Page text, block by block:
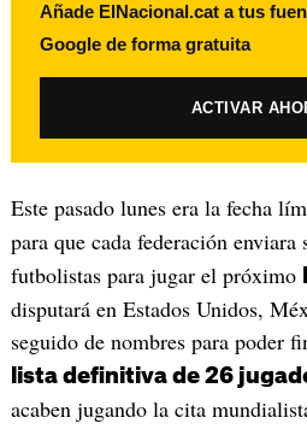
Añade ElNacional.cat a tus
Google de forma gratuita
ACTIVAR
Este pasado lunes era la fecha
para que cada federación enviara
futbolistas para jugar el próximo
disputará en Estados Unidos,
seguido de nombres para poder
lista definitiva de 26
acaben jugando la cita